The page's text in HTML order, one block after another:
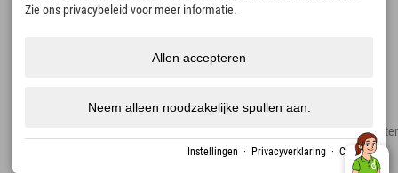
avonturenzwembaden
aan
Zie ons privacybeleid voor meer informatie.
Allen accepteren
Neem alleen noodzakelijke spullen aan.
Instellingen · Privacyverklaring · Colofon